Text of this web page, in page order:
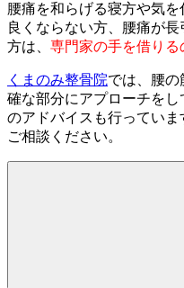
腰痛を和らげる寝方や気
良くならない方、腰痛が
方は、 専門家の手を借り
くまのみ整骨院では、腰の
確な部分にアプローチを
のアドバイスも行ってい
ご相談ください。